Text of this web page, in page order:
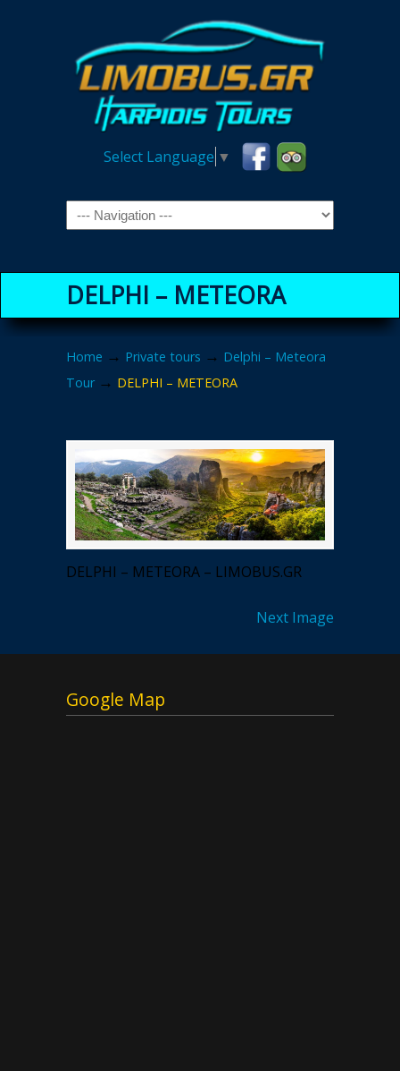
Select Language ▼
Navigation
DELPHI – METEORA
Home → Private tours → Delphi – Meteora
Tour→ DELPHI – METEORA
DELPHI – METEORA – LIMOBUS.GR
Next Image
Google Map